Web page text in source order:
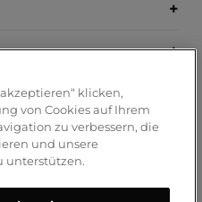
klicken,
von Cookies auf Ihrem
zu verbessern, die
und unsere
unterstützen.